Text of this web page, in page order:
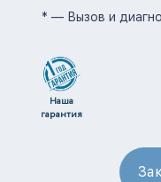
* — Вызов и
Наша
гарантия